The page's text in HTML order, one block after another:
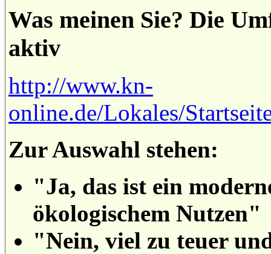
Was meinen Sie? Die
aktiv
http://www.kn-
online.de/Lokales/
Zur Auswahl stehen:
"Ja, das ist ein
ökologischem Nutzen"
"Nein, viel zu teuer